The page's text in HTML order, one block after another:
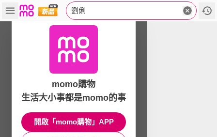
劉俐
momo購物
生活大小事都是momo的事
開啟「momo購物」APP